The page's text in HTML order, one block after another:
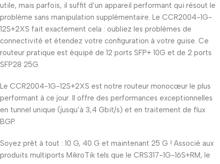
utile, mais parfois, il suffit d’un appareil performant qui résout le
problème sans manipulation supplémentaire. Le CCR2004-1G-
12S+2XS fait exactement cela : oubliez les problèmes de
connectivité et étendez votre configuration à votre guise. Ce
routeur pratique est équipé de 12 ports SFP+ 10G et de 2 ports
SFP28 25G.
Le CCR2004-1G-12S+2XS est notre routeur monocœur le plus
performant à ce jour. Il offre des performances exceptionnelles
en tunnel unique (jusqu’à 3,4 Gbit/s) et en traitement de flux
BGP.
Soyez prêt à tout : 10 G, 40 G et maintenant 25 G ! Associé aux
produits multiports MikroTik tels que le CRS317-1G-16S+RM, le